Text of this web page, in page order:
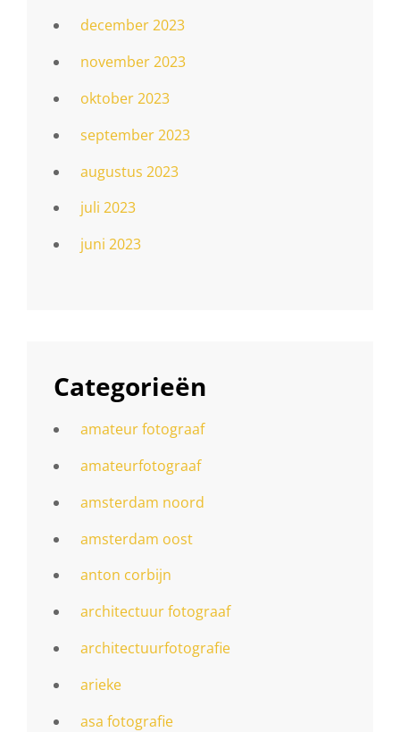
december 2023
november 2023
oktober 2023
september 2023
augustus 2023
juli 2023
juni 2023
Categorieën
amateur fotograaf
amateurfotograaf
amsterdam noord
amsterdam oost
anton corbijn
architectuur fotograaf
architectuurfotografie
arieke
asa fotografie